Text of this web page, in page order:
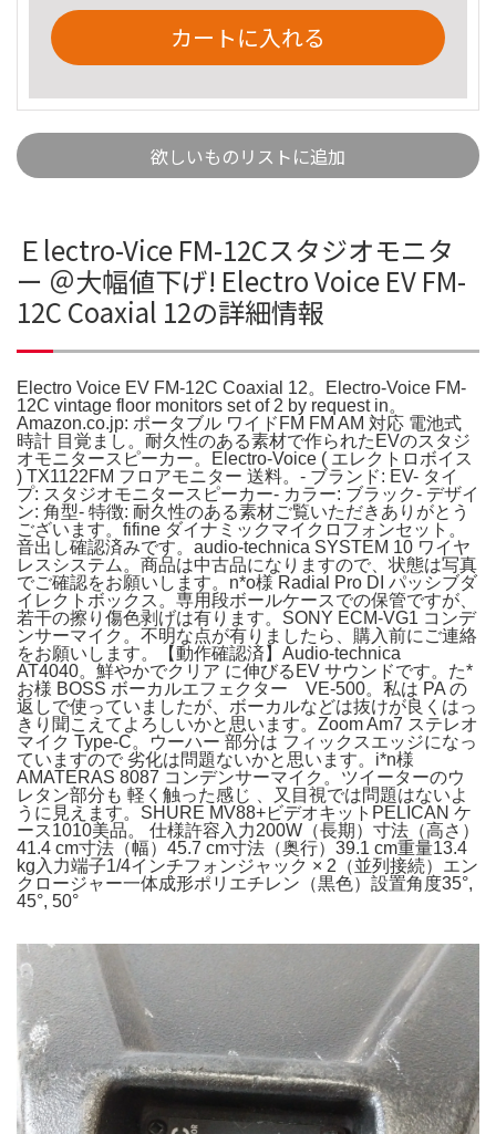
カートに入れる
欲しいものリストに追加
Ｅlectro-Vice FM-12Cスタジオモニタ
ー ＠大幅値下げ! Electro Voice EV FM-
12C Coaxial 12の詳細情報
Electro Voice EV FM-12C Coaxial 12。Electro-Voice FM-
12C vintage floor monitors set of 2 by request in。
Amazon.co.jp: ポータブル ワイドFM FM AM 対応 電池式
時計 目覚まし。耐久性のある素材で作られたEVのスタジ
オモニタースピーカー。Electro-Voice ( エレクトロボイス
) TX1122FM フロアモニター 送料。- ブランド: EV- タイ
プ: スタジオモニタースピーカー- カラー: ブラック- デザイ
ン: 角型- 特徴: 耐久性のある素材ご覧いただきありがとう
ございます。fifine ダイナミックマイクロフォンセット。
音出し確認済みです。audio-technica SYSTEM 10 ワイヤ
レスシステム。商品は中古品になりますので、状態は写真
でご確認をお願いします。n*o様 Radial Pro DI パッシブダ
イレクトボックス。専用段ボールケースでの保管ですが、
若干の擦り傷色剥げは有ります。SONY ECM-VG1 コンデ
ンサーマイク。不明な点が有りましたら、購入前にご連絡
をお願いします。【動作確認済】Audio-technica
AT4040。鮮やかでクリア に伸びるEV サウンドです。た*
お様 BOSS ボーカルエフェクター VE-500。私は PA の
返しで使っていましたが、ボーカルなどは抜けが良くはっ
きり聞こえてよろしいかと思います。Zoom Am7 ステレオ
マイク Type-C。ウーハー 部分は フィックスエッジになっ
ていますので 劣化は問題ないかと思います。i*n様
AMATERAS 8087 コンデンサーマイク。ツイーターのウ
レタン部分も 軽く触った感じ 、又目視では問題はないよ
うに見えます。SHURE MV88+ビデオキットPELICAN ケ
ース1010美品。 仕様許容入力200W（長期）寸法（高さ）
41.4 cm寸法（幅）45.7 cm寸法（奥行）39.1 cm重量13.4
kg入力端子1/4インチフォンジャック × 2（並列接続）エン
クロージャー一体成形ポリエチレン（黒色）設置角度35°,
45°, 50°